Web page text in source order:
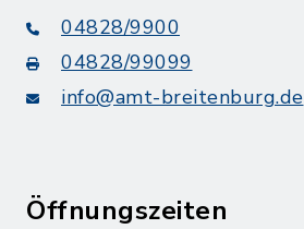
04828/9900
04828/99099
info@amt-breitenburg.de
Öffnungszeiten